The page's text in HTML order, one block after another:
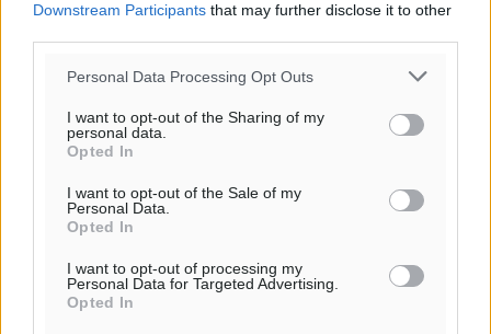
Downstream Participants that may further disclose it to other
Personal Data Processing Opt Outs
I want to opt-out of the Sharing of my
personal data.
Opted In
I want to opt-out of the Sale of my
Personal Data.
Opted In
I want to opt-out of processing my
Personal Data for Targeted Advertising.
Opted In
Ροή ειδήσεων
Καιρός «hot – dry – windy» τις επόμενες 48 ώρες στη
χώρα
Ειδήσεις• πριν 2 ώρες
Δύο σχολεία της Λέρου αλλάζουν όψη με δωρεά
αγάπης για τα παιδιά